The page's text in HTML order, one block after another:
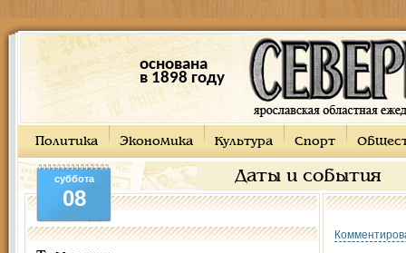
основана
в 1898 году
Политика Экономика Культура Спорт
Даты и события
суббота
08